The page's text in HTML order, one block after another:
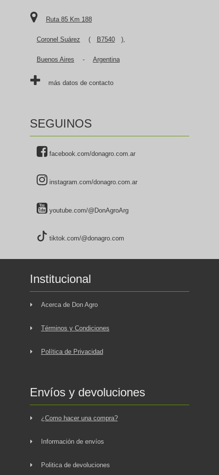
Ruta 85 Km 188
Coronel Suárez ( B7540 ),
Buenos Aires - Argentina
más datos de contacto
SEGUINOS
facebook.com/donagro.com.ar
instagram.com/donagro.com.ar
youtube.com/@DonAgroArg
tiktok.com/@donagro.com
Institucional
Acerca de Don Agro
Términos y Condiciones
Política de Privacidad
Envíos y devoluciones
¿Como hacer una compra?
Información de envíos
Politica de devoluciones